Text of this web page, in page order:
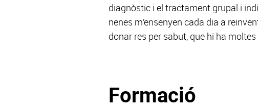
diagnòstic i el tractament grupal i
nenes m’ensenyen cada dia a
donar res per sabut, que hi ha
Formació